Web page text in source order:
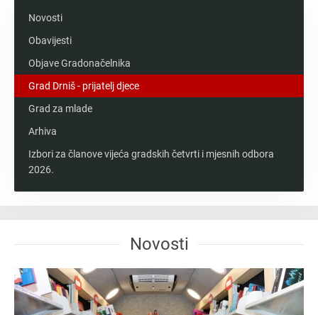
Novosti
Obavijesti
Objave Gradonačelnika
Grad Drniš - prijatelj djece
Grad za mlade
Arhiva
Izbori za članove vijeća gradskih četvrti i mjesnih odbora
2026.
Novosti